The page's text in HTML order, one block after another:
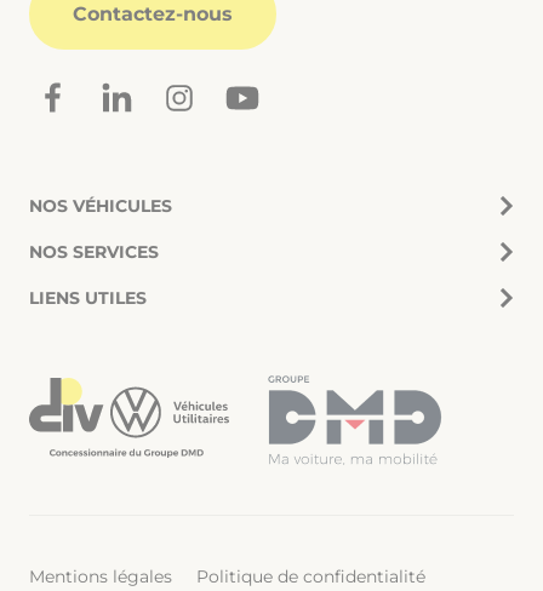
Contactez-nous
NOS VÉHICULES
NOS SERVICES
LIENS UTILES
Mentions légales Politique de confidentialité